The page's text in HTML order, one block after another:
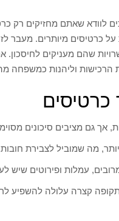
לוודא שאתם מחזיקים רק
כרטיסים מיותרים. מעבר
שהם מעניקים לחיסכון.
הרכישות וליהנות כמשפחה
אך גם מציבים סיכונים
מה שמוביל לצבירת
עמלות ופירוטים שיש
קצרה עלולה להשפיע